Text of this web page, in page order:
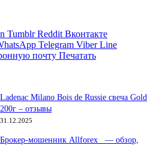
Tumblr Reddit Вконтакте
Telegram Viber Line
почту Печатать
Ladenac Milano Bois de Russie свеча Gold
200г – отзывы
31.12.2025
Брокер-мошенник Allforex — обзор,